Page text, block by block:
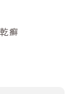
癬